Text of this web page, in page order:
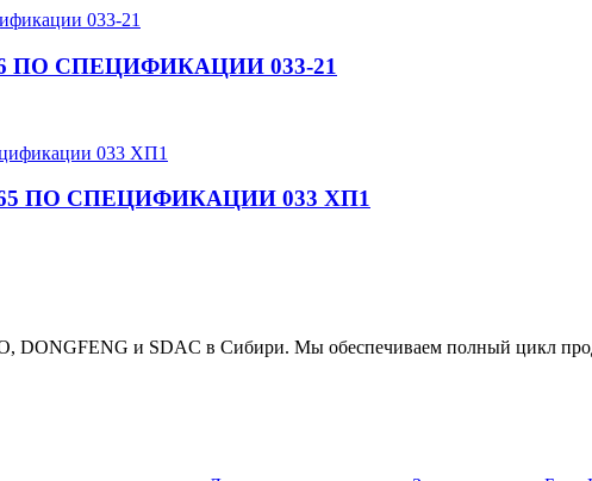
ПО СПЕЦИФИКАЦИИ 033-21
ПО СПЕЦИФИКАЦИИ 033 ХП1
и SDAC в Сибири. Мы обеспечиваем полный цикл